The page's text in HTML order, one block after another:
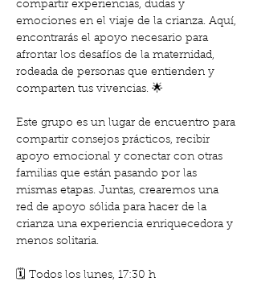
compartir experiencias, dudas y
emociones en el viaje de la crianza. Aquí,
encontrarás el apoyo necesario para
afrontar los desafíos de la maternidad,
rodeada de personas que entienden y
comparten tus vivencias. 🌟
Este grupo es un lugar de encuentro para
compartir consejos prácticos, recibir
apoyo emocional y conectar con otras
familias que están pasando por las
mismas etapas. Juntas, crearemos una
red de apoyo sólida para hacer de la
crianza una experiencia enriquecedora y
menos solitaria.
🗓️ Todos los lunes, 17:30 h